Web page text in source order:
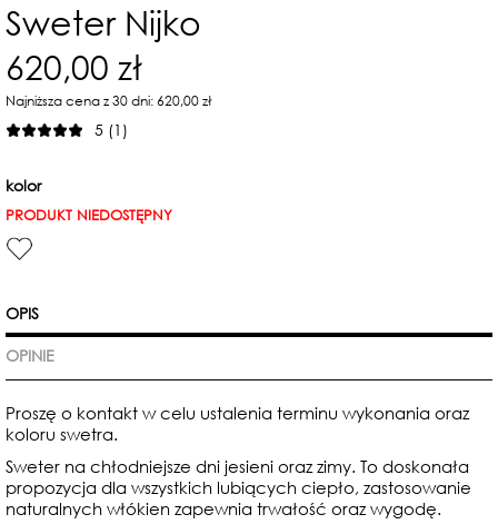
Sweter Nijko
620,00 zł
Najniższa cena z 30 dni: 620,00 zł
5 (1)
kolor
PRODUKT NIEDOSTĘPNY
OPIS
OPINIE
Proszę o kontakt w celu ustalenia terminu wykonania oraz
koloru swetra.
Sweter na chłodniejsze dni jesieni oraz zimy. To doskonała
propozycja dla wszystkich lubiących ciepło, zastosowanie
naturalnych włókien zapewnia trwałość oraz wygodę.